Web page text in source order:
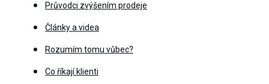
Průvodci zvýšením prodeje
Články a videa
Rozumím tomu vůbec?
Co říkají klienti